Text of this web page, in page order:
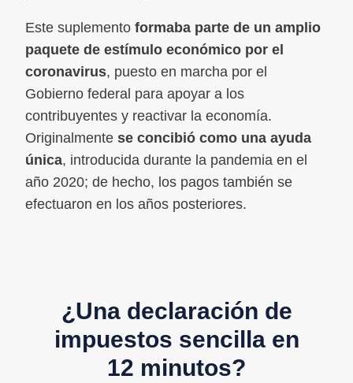
Este suplemento formaba parte de un amplio
paquete de estímulo económico por el
coronavirus, puesto en marcha por el
Gobierno federal para apoyar a los
contribuyentes y reactivar la economía.
Originalmente se concibió como una ayuda
única, introducida durante la pandemia en el
año 2020; de hecho, los pagos también se
efectuaron en los años posteriores.
¿Una declaración de
impuestos sencilla en
12 minutos?